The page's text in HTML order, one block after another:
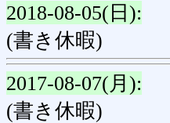
2018-08-05(日):
(書き休暇)
2017-08-07(月):
(書き休暇)